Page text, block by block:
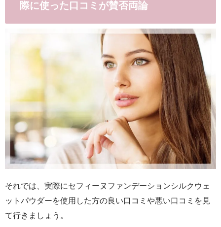
際に使った口コミが賛否両論
それでは、実際にセフィーヌファンデーションシルクウェ
ットパウダーを使用した方の良い口コミや悪い口コミを見
て行きましょう。